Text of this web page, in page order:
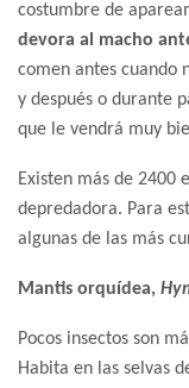
costumbre de
devora al macho
comen antes cuando
y después o durante
que le vendrá muy
Existen más de 2400
depredadora. Para
algunas de las más
Mantis orquídea,
Pocos insectos son
Habita en las selvas